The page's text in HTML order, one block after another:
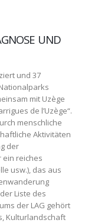
UND
und 37
mit Uzège
de l’Uzège“.
menschliche
Aktivitäten
der
ein reiches
usw.), das aus
Liste des
der LAG gehört
Kulturlandschaft